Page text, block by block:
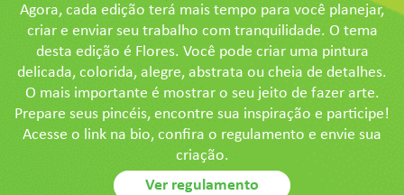
Agora, cada edição terá mais tempo para você planejar,
criar e enviar seu trabalho com tranquilidade. O tema
desta edição é Flores. Você pode criar uma pintura
delicada, colorida, alegre, abstrata ou cheia de detalhes.
O mais importante é mostrar o seu jeito de fazer arte.
Prepare seus pincéis, encontre sua inspiração e participe!
Acesse o link na bio, confira o regulamento e envie sua
criação.
Ver regulamento